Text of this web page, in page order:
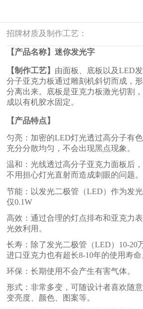
招牌材质及制作工艺：
【产品名称】迷你发光字
【制作工艺】 由面板、底板以及LED
分子亚克力板通过雕刻机斜切而成，
分离出来。底板是亚克力板激光切割
成以有机胶水固定。
【产品特点】
匀亮：加密的LED灯光透过高分子有
充分分散均匀，不会出现黑点现象。
温和：光线透过高分子亚克力面板后
不用担心灯光直射而造成刺眼的问题。
节能：以发光二极管（LED）作为发
仅0.1W
高效：通过合理的灯点排布和亚克力
光效利用。
长寿：除了发光二极管（LED）10-20
进口亚克力也有超长8-10年的使用寿命
环保：长期使用不会产生有害气体。
形式：非常多变，可随设计者喜欢随
变亮度、颜色、图案等。